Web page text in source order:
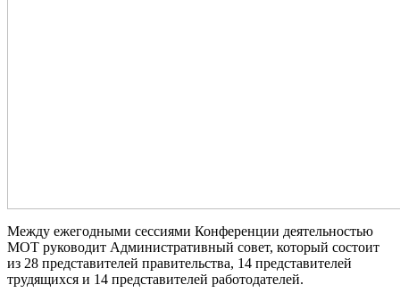
Между ежегодными сессиями Конференции деятельностью
МОТ руководит Административный совет, который состоит
из 28 представителей правительства, 14 представителей
трудящихся и 14 представителей работодателей.